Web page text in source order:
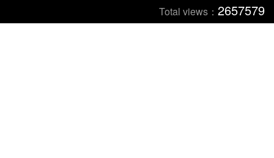
Total views： 2657579